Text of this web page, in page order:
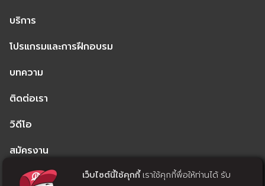
บริการ
โปรแกรมและการฝึกอบรม
บทความ
ติดต่อเรา
วิดีโอ
สมัครงาน
นโยบายความเป็นส่วนตัวเว็บไซต์นี้ใช้คุกกี้เราใช้คุกกี้พื่อให้ท่านได้ รับ